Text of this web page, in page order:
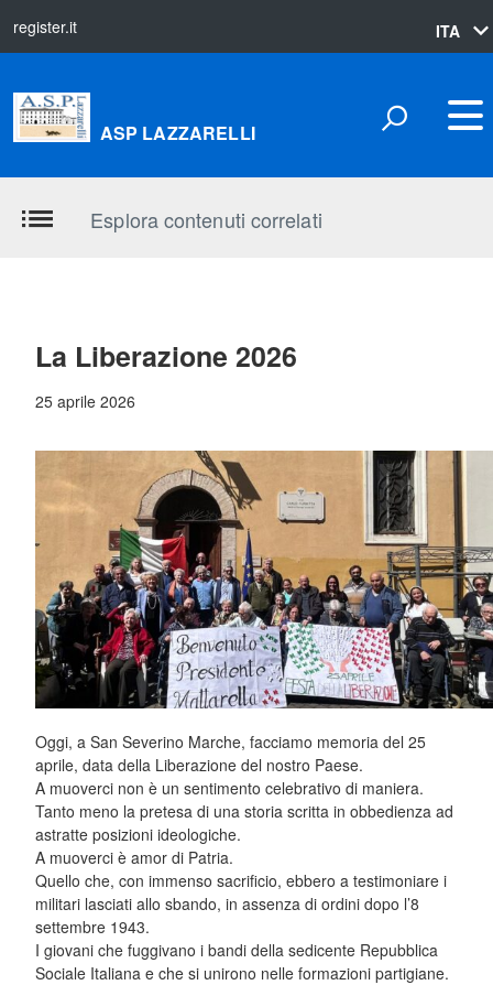
register.it
lingua
attiva:
ITA
ASP LAZZARELLI
Esplora contenuti correlati
La Liberazione 2026
25 aprile 2026
Oggi, a San Severino Marche, facciamo memoria del 25
aprile, data della Liberazione del nostro Paese.
A muoverci non è un sentimento celebrativo di maniera.
Tanto meno la pretesa di una storia scritta in obbedienza ad
astratte posizioni ideologiche.
A muoverci è amor di Patria.
Quello che, con immenso sacrificio, ebbero a testimoniare i
militari lasciati allo sbando, in assenza di ordini dopo l’8
settembre 1943.
I giovani che fuggivano i bandi della sedicente Repubblica
Sociale Italiana e che si unirono nelle formazioni partigiane.